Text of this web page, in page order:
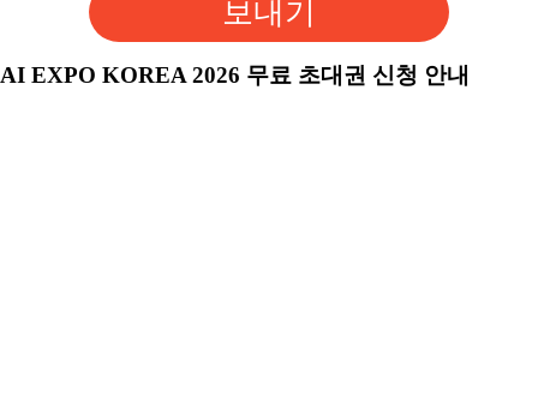
보내기
AI EXPO KOREA 2026 무료 초대권 신청 안내